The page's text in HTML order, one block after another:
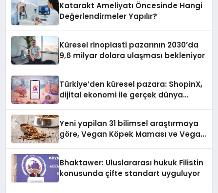
Katarakt Ameliyatı Öncesinde Hangi
Değerlendirmeler Yapılır?
Küresel rinoplasti pazarının 2030’da
9,6 milyar dolara ulaşması bekleniyor
Türkiye’den küresel pazara: ShopinX,
dijital ekonomi ile gerçek dünya
Yeni yapilan 31 bilimsel araştırmaya
göre, Vegan Köpek Maması ve Vegan
Bhaktawer: Uluslararası hukuk Filistin
konusunda çifte standart uyguluyor